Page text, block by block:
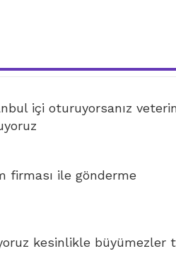
içi oturuyorsanız
firması ile gönderme
kesinlikle büyümezler